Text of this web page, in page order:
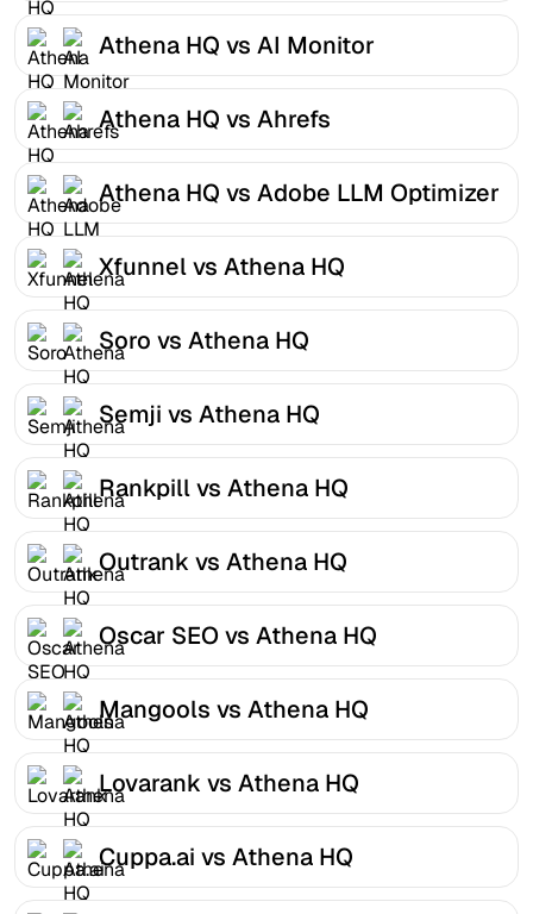
Athena HQ vs AI Monitor
Athena HQ vs Ahrefs
Athena HQ vs Adobe LLM Optimizer
Xfunnel vs Athena HQ
Soro vs Athena HQ
Semji vs Athena HQ
Rankpill vs Athena HQ
Outrank vs Athena HQ
Oscar SEO vs Athena HQ
Mangools vs Athena HQ
Lovarank vs Athena HQ
Cuppa.ai vs Athena HQ